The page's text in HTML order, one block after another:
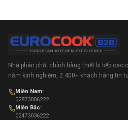
Nhà phân phối chính hãng thiết bị bếp cao
năm kinh nghiệm, 2.400+ khách hàng tin
Miền Nam:
02873006222
Miền Bắc:
02473036222